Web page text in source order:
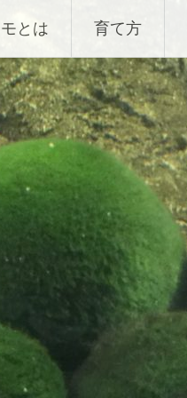
とは 育て方